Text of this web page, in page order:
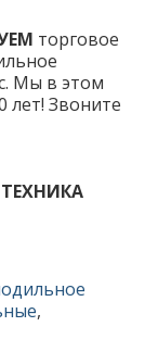
торговое
Мы в этом
лет! Звоните
,